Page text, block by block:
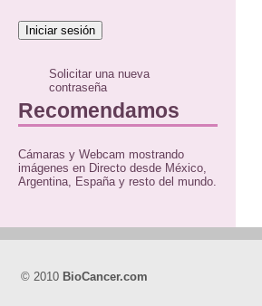
Solicitar una nueva
contraseña
Recomendamos
Cámaras y Webcam mostrando
imágenes en Directo desde México,
Argentina, España y resto del mundo.
© 2010 BioCancer.com